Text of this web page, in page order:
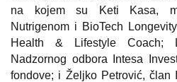
na kojem su Keti Kasa,
Nutrigenom i BioTech
Health & Lifestyle Coach;
Nadzornog odbora Intesa
fondove; i Željko Petrović, član